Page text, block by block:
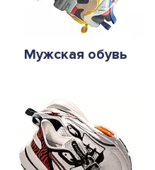
Мужская обувь